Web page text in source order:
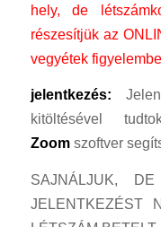
hely, de
részesítjük az
vegyétek
jelentkezés:
kitöltésével
Zoomszoftver
SAJNÁLJUK,
JELENTKEZÉST